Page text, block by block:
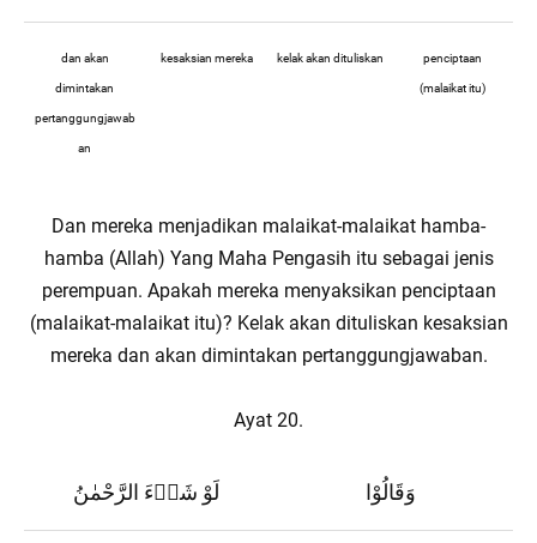
dan akan
dimintakan
pertanggungjawab
an
kesaksian mereka kelak akan dituliskan penciptaan
(malaikat itu)
Dan mereka menjadikan malaikat-malaikat hamba-
hamba (Allah) Yang Maha Pengasih itu sebagai jenis
perempuan. Apakah mereka menyaksikan penciptaan
(malaikat-malaikat itu)? Kelak akan dituliskan kesaksian
mereka dan akan dimintakan pertanggungjawaban.
Ayat 20.
لَوْ شَاۤءَ الرَّحْمٰنُ وَقَالُوْا